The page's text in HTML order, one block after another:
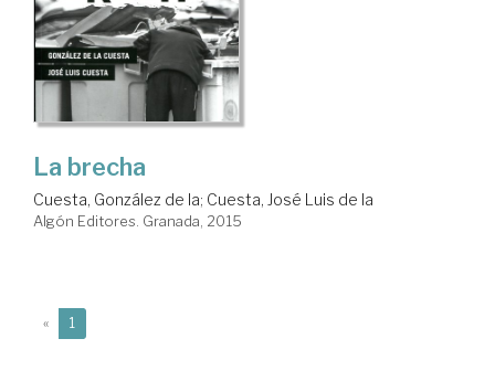
La brecha
Cuesta, González de la; Cuesta, José Luis de la
Algón Editores. Granada, 2015
« 1